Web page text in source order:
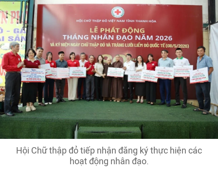
Hội Chữ thập đỏ tiếp nhận đăng ký thực hiện các
hoạt động nhân đạo.